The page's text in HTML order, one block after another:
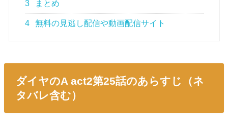
3 まとめ
4 無料の見逃し配信や動画配信サイト
ダイヤのA act2第25話のあらすじ（ネ
タバレ含む）